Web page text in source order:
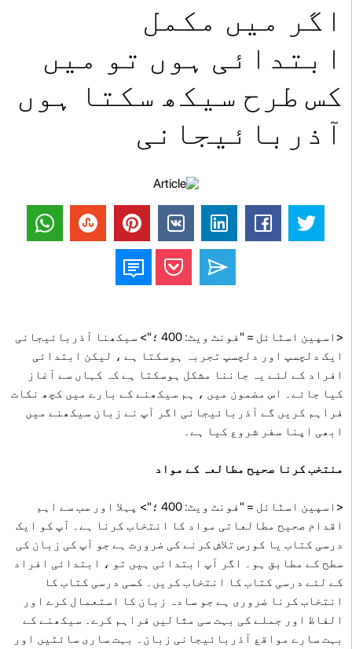
اگر میں مکمل
ابتدائی ہوں تو میں
کس طرح سیکھ سکتا ہوں
آذربائیجانی
<اسپین اسٹائل = "فونٹ ویٹ: 400 ؛"> سیکھنا آذربائیجانی
ایک دلچسپ اور دلچسپ تجربہ ہوسکتا ہے ، لیکن ابتدائی
افراد کے لئے یہ جاننا مشکل ہوسکتا ہے کہ کہاں سے آغاز
کیا جائے۔ اس مضمون میں ، ہم سیکھنے کے بارے میں کچھ نکات
فراہم کریں گے آذربائیجانی اگر آپ نے زبان سیکھنے میں
ابھی اپنا سفر شروع کیا ہے۔
منتخب کرنا صحیح مطالعہ کے مواد
<اسپین اسٹائل = "فونٹ ویٹ: 400 ؛"> پہلا اور سب سے اہم
اقدام صحیح مطالعاتی مواد کا انتخاب کرنا ہے۔ آپ کو ایک
درسی کتاب یا کورس تلاش کرنے کی ضرورت ہے جو آپ کی زبان کی
سطح کے مطابق ہو۔ اگر آپ ابتدائی ہیں تو ، ابتدائی افراد
کے لئے درسی کتاب کا انتخاب کریں۔ کسی درسی کتاب کا
انتخاب کرنا ضروری ہے جو سادہ زبان کا استعمال کرے اور
الفاظ اور جملے کی بہت سی مثالیں فراہم کرے۔ سیکھنے کے
بہت سارے مواقع آذربائیجانی زبان۔ بہت ساری سائٹیں اور